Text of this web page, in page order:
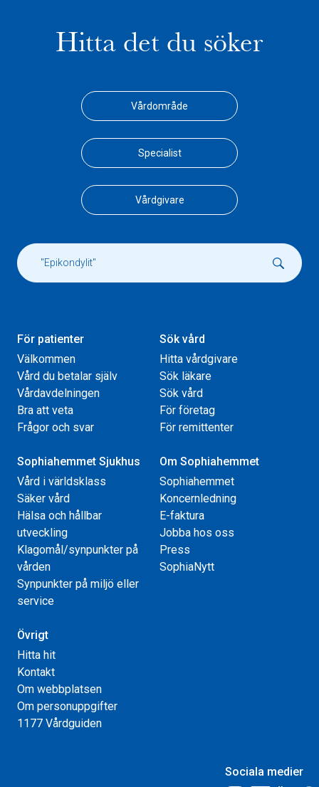
Hitta det du söker
Vårdområde
Specialist
Vårdgivare
För patienter
Välkommen
Vård du betalar själv
Vårdavdelningen
Bra att veta
Frågor och svar
Sök vård
Hitta vårdgivare
Sök läkare
Sök vård
För företag
För remittenter
Sophiahemmet Sjukhus
Vård i världsklass
Säker vård
Hälsa och hållbar
utveckling
Klagomål/synpunkter på
vården
Synpunkter på miljö eller
service
Om Sophiahemmet
Sophiahemmet
Koncernledning
E-faktura
Jobba hos oss
Press
SophiaNytt
Övrigt
Hitta hit
Kontakt
Om webbplatsen
Om personuppgifter
1177 Vårdguiden
Sociala medier